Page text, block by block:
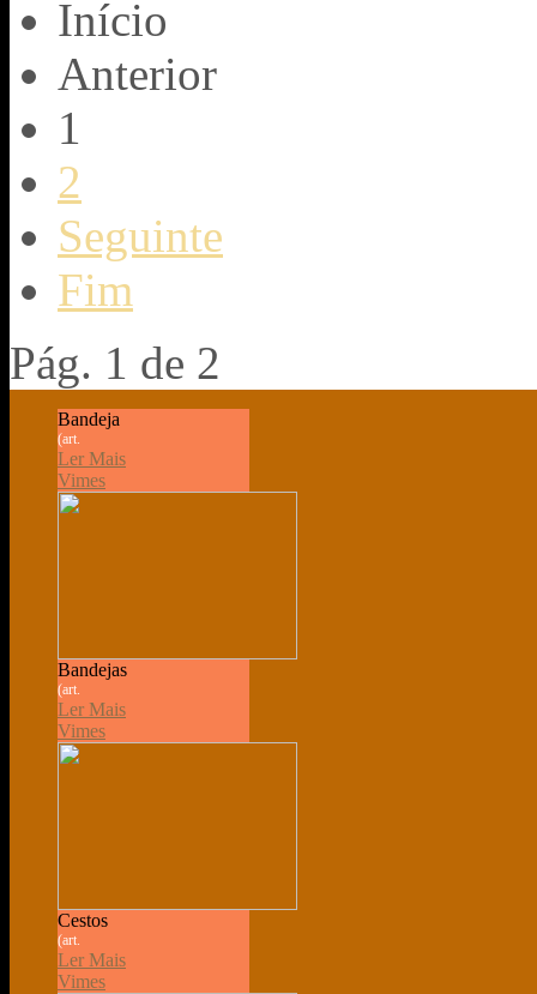
Início
Anterior
1
2
Seguinte
Fim
Pág. 1 de 2
Bandeja
(art.
Ler Mais
Vimes
Bandejas
(art.
Ler Mais
Vimes
Cestos
(art.
Ler Mais
Vimes